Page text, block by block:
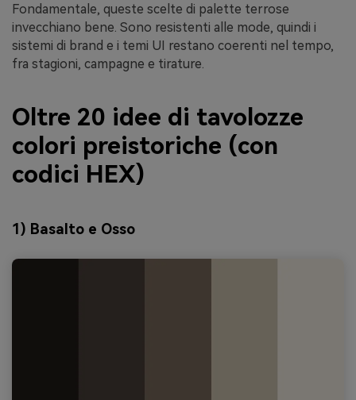
Fondamentale, queste scelte di palette terrose
invecchiano bene. Sono resistenti alle mode, quindi i
sistemi di brand e i temi UI restano coerenti nel tempo,
fra stagioni, campagne e tirature.
Oltre 20 idee di tavolozze
colori preistoriche (con
codici HEX)
1) Basalto e Osso